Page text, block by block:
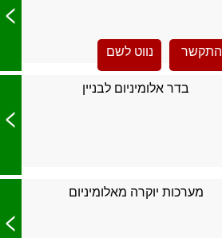
התקשר נווט לשם
>
בדר אלומיניום לבניין
>
מערכות יוקרה מאלומיניום
>